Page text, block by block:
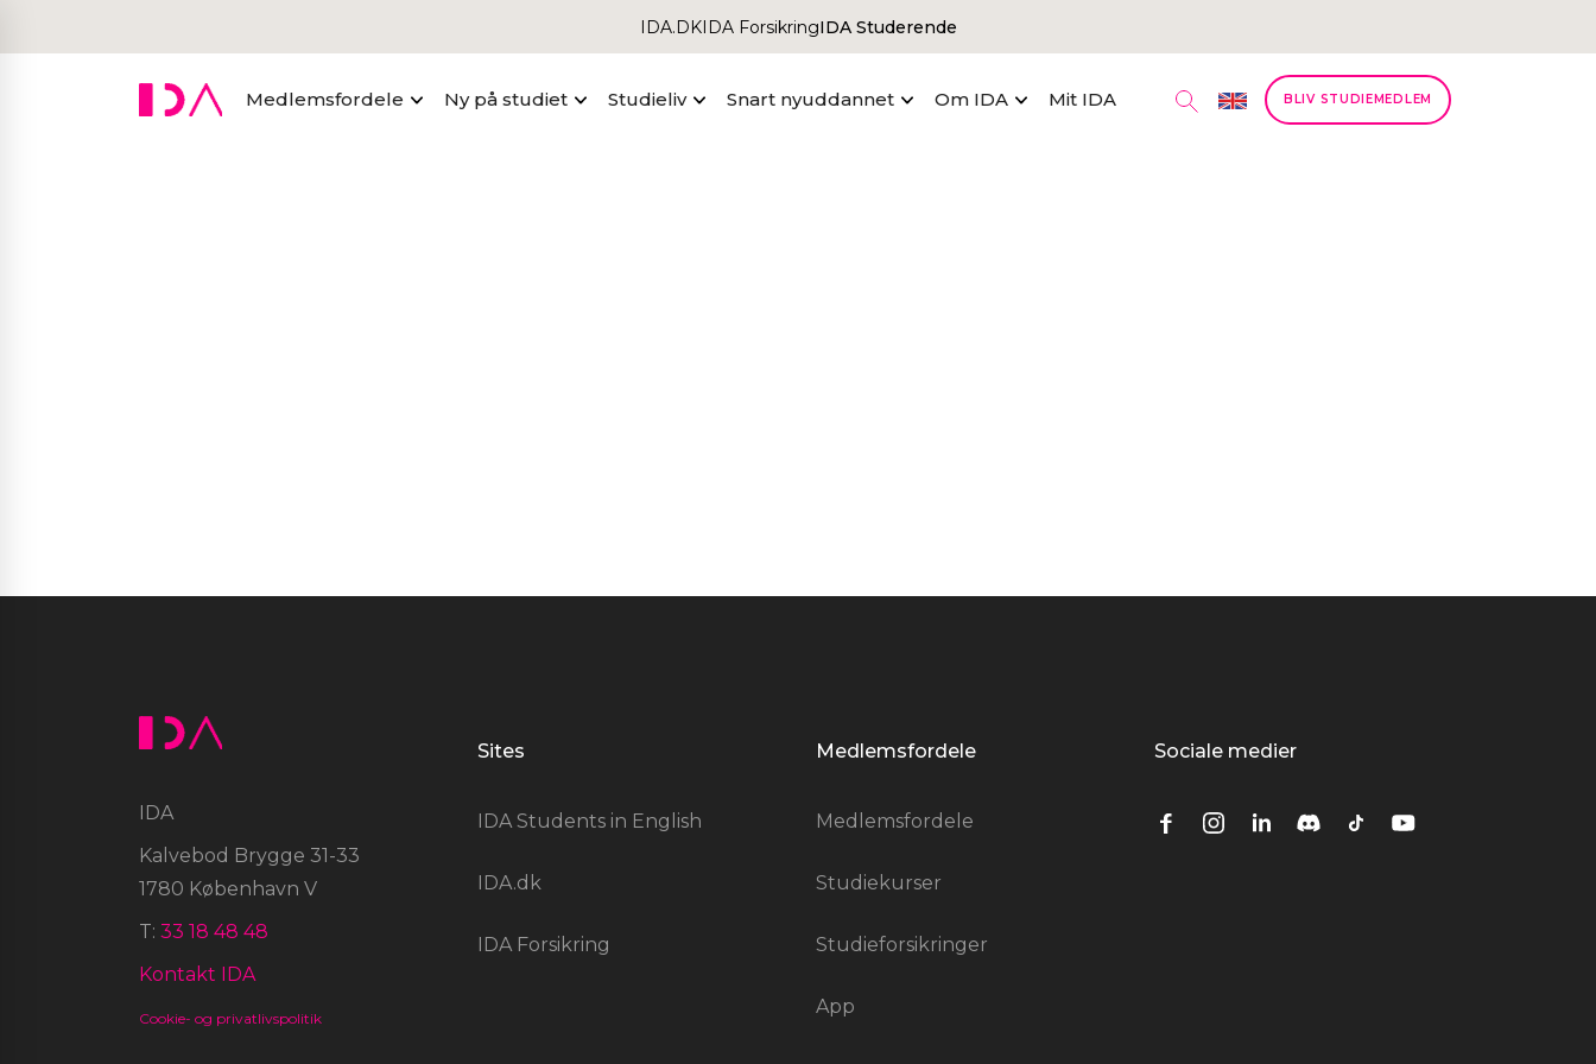
IDA.DKIDA ForsikringIDA Studerende
BLIV STUDIEMEDLEM
Medlemsfordele Ny på studiet Studieliv Snart nyuddannet Om IDA Mit IDA
IDA
Kalvebod Brygge 31-33
1780 København V
T: 33 18 48 48
Kontakt IDA
Cookie- og privatlivspolitik
Sites
IDA Students in English
IDA.dk
IDA Forsikring
Medlemsfordele
Medlemsfordele
Studiekurser
Studieforsikringer
App
Sociale medier